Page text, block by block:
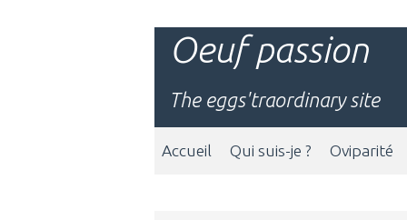
Oeuf passion
The eggs'traordinary site
Accueil Qui suis-je ? Oviparité